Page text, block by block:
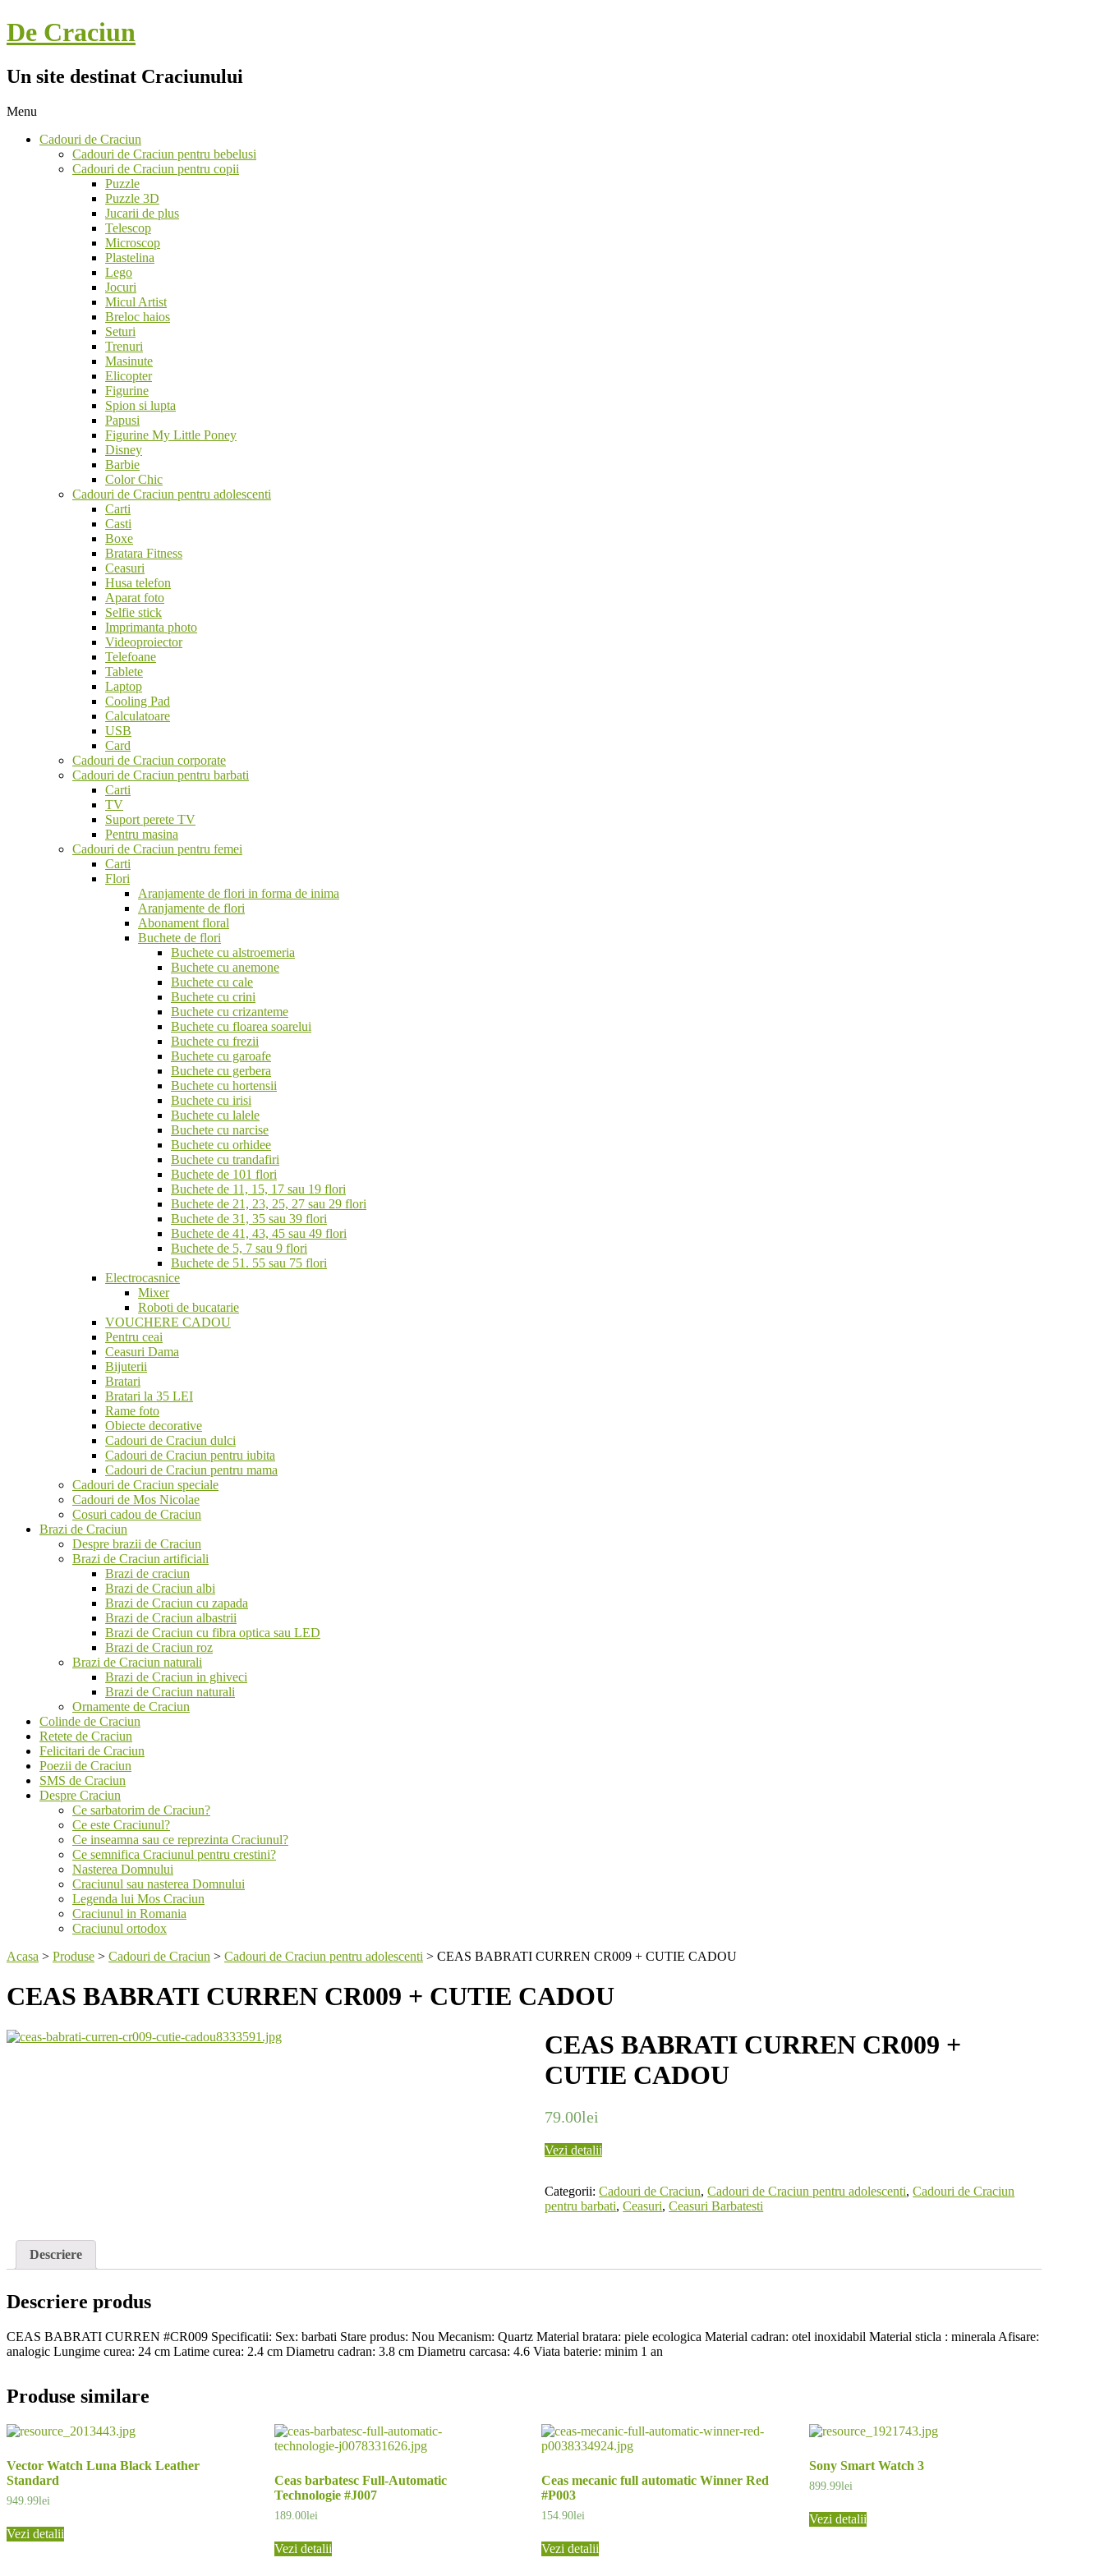
Skip
to
De Craciun
Un site destinat Craciunului
Navigation
Menu
Cadouri de Craciun
Cadouri de Craciun pentru bebelusi
Cadouri de Craciun pentru copii
Puzzle
Puzzle 3D
Jucarii de plus
Telescop
Microscop
Plastelina
Lego
Jocuri
Micul Artist
Breloc haios
Seturi
Trenuri
Masinute
Elicopter
Figurine
Spion si lupta
Papusi
Figurine My Little Poney
Disney
Barbie
Color Chic
Cadouri de Craciun pentru adolescenti
Carti
Casti
Boxe
Bratara Fitness
Ceasuri
Husa telefon
Aparat foto
Selfie stick
Imprimanta photo
Videoproiector
Telefoane
Tablete
Laptop
Cooling Pad
Calculatoare
USB
Card
Cadouri de Craciun corporate
Cadouri de Craciun pentru barbati
Carti
TV
Suport perete TV
Pentru masina
Cadouri de Craciun pentru femei
Carti
Flori
Aranjamente de flori in forma de inima
Aranjamente de flori
Abonament floral
Buchete de flori
Buchete cu alstroemeria
Buchete cu anemone
Buchete cu cale
Buchete cu crini
Buchete cu crizanteme
Buchete cu floarea soarelui
Buchete cu frezii
Buchete cu garoafe
Buchete cu gerbera
Buchete cu hortensii
Buchete cu irisi
Buchete cu lalele
Buchete cu narcise
Buchete cu orhidee
Buchete cu trandafiri
Buchete de 101 flori
Buchete de 11, 15, 17 sau 19 flori
Buchete de 21, 23, 25, 27 sau 29 flori
Buchete de 31, 35 sau 39 flori
Buchete de 41, 43, 45 sau 49 flori
Buchete de 5, 7 sau 9 flori
Buchete de 51. 55 sau 75 flori
Electrocasnice
Mixer
Roboti de bucatarie
VOUCHERE CADOU
Pentru ceai
Ceasuri Dama
Bijuterii
Bratari
Bratari la 35 LEI
Rame foto
Obiecte decorative
Cadouri de Craciun dulci
Cadouri de Craciun pentru iubita
Cadouri de Craciun pentru mama
Cadouri de Craciun speciale
Cadouri de Mos Nicolae
Cosuri cadou de Craciun
Brazi de Craciun
Despre brazii de Craciun
Brazi de Craciun artificiali
Brazi de craciun
Brazi de Craciun albi
Brazi de Craciun cu zapada
Brazi de Craciun albastrii
Brazi de Craciun cu fibra optica sau LED
Brazi de Craciun roz
Brazi de Craciun naturali
Brazi de Craciun in ghiveci
Brazi de Craciun naturali
Ornamente de Craciun
Colinde de Craciun
Retete de Craciun
Felicitari de Craciun
Poezii de Craciun
SMS de Craciun
Despre Craciun
Ce sarbatorim de Craciun?
Ce este Craciunul?
Ce inseamna sau ce reprezinta Craciunul?
Ce semnifica Craciunul pentru crestini?
Nasterea Domnului
Craciunul sau nasterea Domnului
Legenda lui Mos Craciun
Craciunul in Romania
Craciunul ortodox
Acasa > Produse > Cadouri de Craciun > Cadouri de Craciun pentru adolescenti > CEAS BABRATI CURREN CR009 + CUTIE CADOU
CEAS BABRATI CURREN CR009 + CUTIE CADOU
CEAS BABRATI CURREN CR009 +
CUTIE CADOU
79.00lei
Vezi detalii
Categorii:Cadouri de Craciun,Cadouri de Craciun pentru adolescenti,Cadouri de Craciun
pentru barbati,Ceasuri,Ceasuri Barbatesti
Descriere
Descriere produs
CEAS BABRATI CURREN #CR009 Specificatii: Sex: barbati Stare produs: Nou Mecanism: Quartz Material bratara: piele ecologica Material cadran: otel inoxidabil Material sticla : minerala Afisare:
analogic Lungime curea: 24 cm Latime curea: 2.4 cm Diametru cadran: 3.8 cm Diametru carcasa: 4.6 Viata baterie: minim 1 an
Produse similare
Vector Watch Luna Black Leather
Standard
949.99lei
Vezi detalii
Ceas barbatesc Full-Automatic
Technologie #J007
189.00lei
Vezi detalii
Ceas mecanic full automatic Winner Red
#P003
154.90lei
Vezi detalii
Sony Smart Watch 3
899.99lei
Vezi detalii